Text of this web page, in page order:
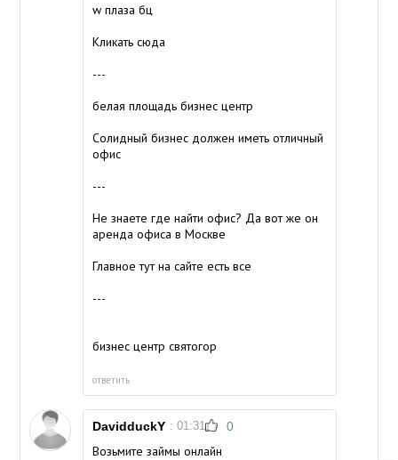
w плаза бц
Кликать сюда
---
белая площадь бизнес центр
Солидный бизнес должен иметь отличный
офис
---
Не знаете где найти офис? Да вот же он
аренда офиса в Москве
Главное тут на сайте есть все
---
бизнес центр святогор
ответить
DavidduckY : 01:31 0
Возьмите займы онлайн